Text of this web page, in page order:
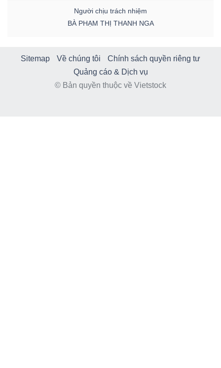
Người chịu trách nhiệm
BÀ PHẠM THỊ THANH NGA
Sitemap Về chúng tôi
Chính sách quyền riêng tư
Quảng cáo & Dịch vụ
© Bản quyền thuộc về Vietstock